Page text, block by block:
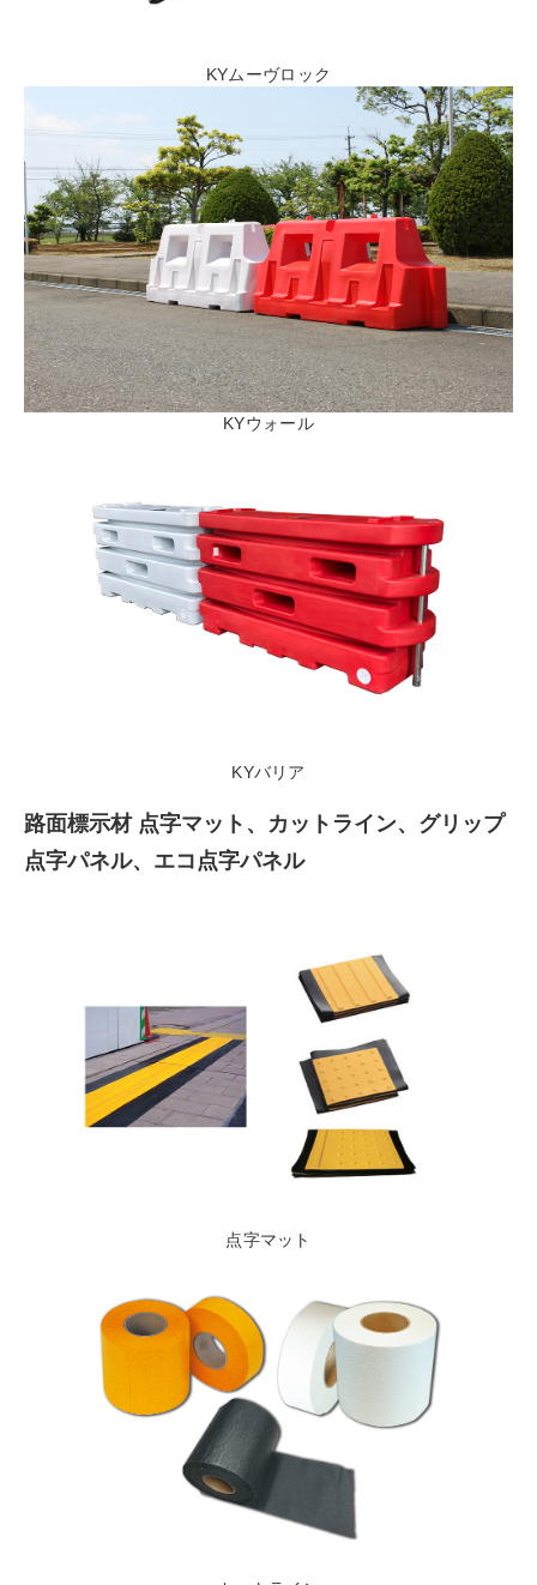
KYムーヴロック
KYウォール
KYバリア
路面標示材 点字マット、カットライン、グリップ
点字パネル、エコ点字パネル
点字マット